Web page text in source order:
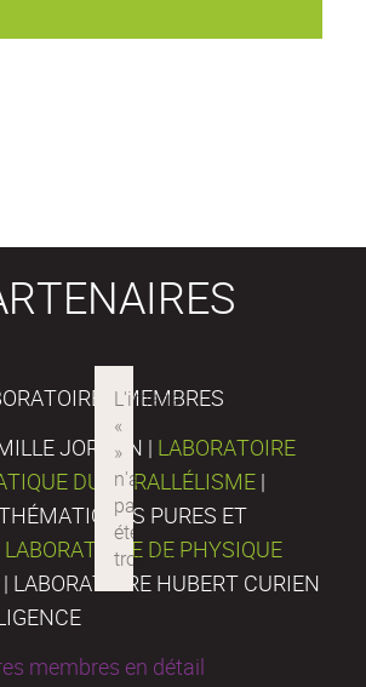
MEMBRES
JORDAN | LABORATOIRE
DU PARALLÉLISME |
PURES ET
LABORATOIRE DE PHYSIQUE
| LABORATOIRE HUBERT CURIEN
membres en détail